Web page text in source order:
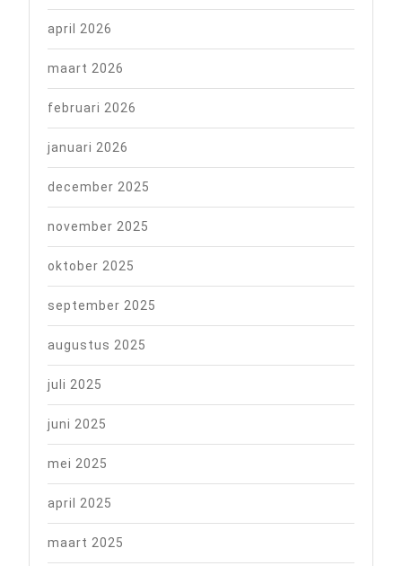
april 2026
maart 2026
februari 2026
januari 2026
december 2025
november 2025
oktober 2025
september 2025
augustus 2025
juli 2025
juni 2025
mei 2025
april 2025
maart 2025